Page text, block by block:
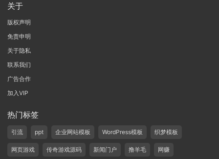
关于
版权声明
免责申明
关于隐私
联系我们
广告合作
加入VIP
热门标签
引流 ppt 企业网站模板 WordPress模板 织梦模板
网页游戏 传奇游戏源码 新闻门户 撸羊毛 网赚